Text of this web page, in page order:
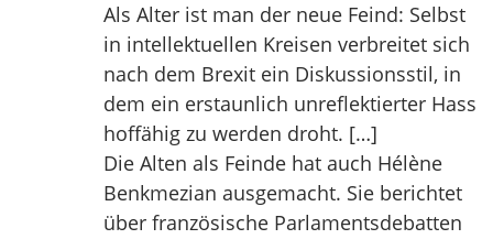
Als Alter ist man der neue Feind: Selbst
in intellektuellen Kreisen verbreitet sich
nach dem Brexit ein Diskussionsstil, in
dem ein erstaunlich unreflektierter Hass
hoffähig zu werden droht. […]
Die Alten als Feinde hat auch Hélène
Benkmezian ausgemacht. Sie berichtet
über französische Parlamentsdebatten